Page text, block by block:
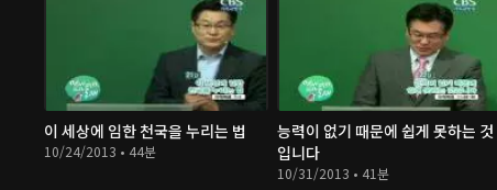
이 세상에 임한 천국을 누리는 법
10/24/2013 • 44분
능력이 없기 때문에 쉽게 못하는 것
입니다
10/31/2013 • 41분